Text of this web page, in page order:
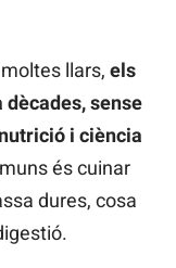
llars, els
sense
i ciència
és cuinar
dures, cosa